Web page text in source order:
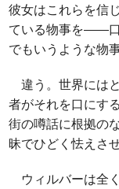
彼女はこれらを信
ている物事を――口
でもいうような物事
違う。世界には
者がそれを口にす
街の噂話に根拠の
昧でひどく怯えさ
ウィルバーは全